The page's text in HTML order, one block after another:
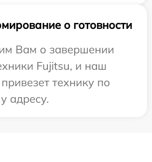
о готовности
Вам о завершении
Fujitsu, и наш
технику по
адресу.